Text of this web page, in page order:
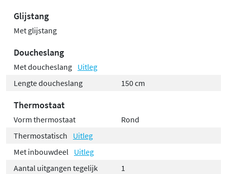
Glijstang
Met glijstang
Doucheslang
Met doucheslang Uitleg
Lengte doucheslang
150 cm
Thermostaat
Vorm thermostaat
Rond
Thermostatisch
Uitleg
Met inbouwdeel
Uitleg
Aantal uitgangen tegelijk
1